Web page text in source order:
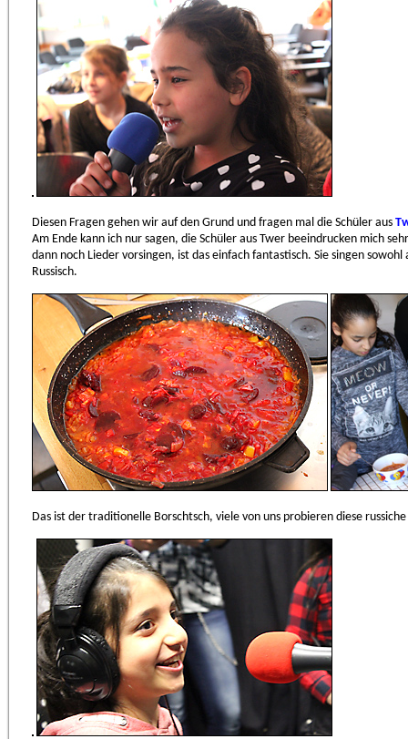
Diesen Fragen gehen wir auf den Grund und fragen mal die Schüler aus
Am Ende kann ich nur sagen, die Schüler aus Twer beeindrucken mich
dann noch Lieder vorsingen, ist das einfach fantastisch. Sie singen
Russisch.
Das ist der traditionelle Borschtsch, viele von uns probieren diese